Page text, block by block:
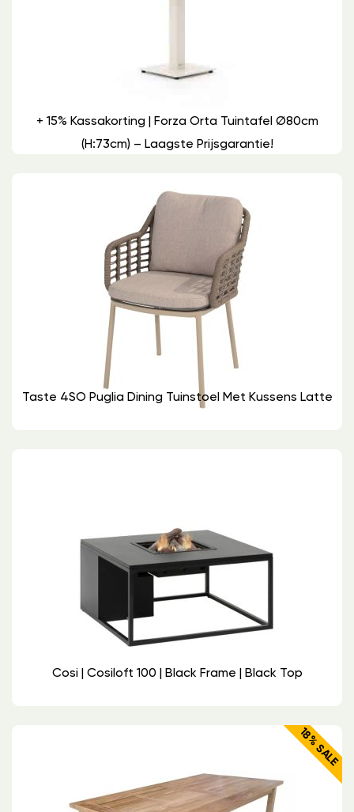
+ 15% Kassakorting | Forza Orta Tuintafel Ø80cm
(h:73cm) – Laagste Prijsgarantie!
Taste 4SO Puglia Dining Tuinstoel Met Kussens Latte
Cosi | Cosiloft 100 | Black Frame | Black Top
18% SALE